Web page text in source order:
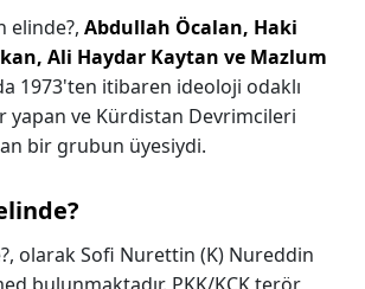
elinde?, Abdullah Öcalan, Haki
Ali Haydar Kaytan ve Mazlum
1973'ten itibaren ideoloji odaklı
yapan ve Kürdistan Devrimcileri
bir grubun üyesiydi.
olarak Sofi Nurettin (K) Nureddin